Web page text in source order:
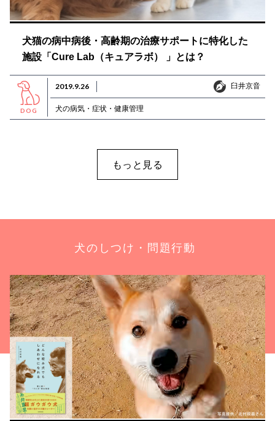
犬猫の病中病後・高齢期の治療サポートに特化した
施設「Cure Lab（キュアラボ） 」とは？
DOG
2019.9.26 臼井京音
臼井京音
犬の病気・症状・健康管理
もっと見る
犬のしつけ・問題行動